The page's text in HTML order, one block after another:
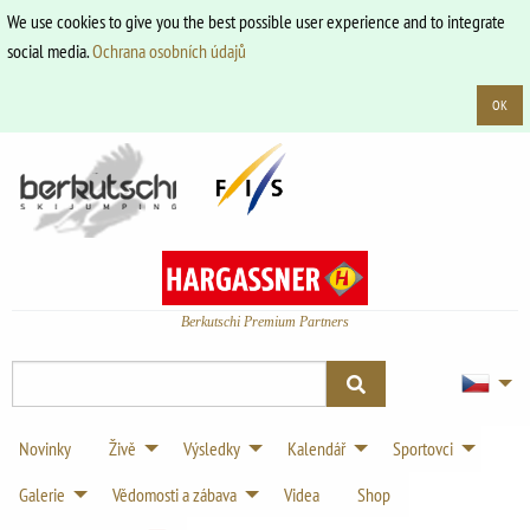
We use cookies to give you the best possible user experience and to integrate
social media.Ochrana osobních údajů
OK
Berkutschi Premium Partners
Novinky Živě Výsledky Kalendář
Sportovci
Galerie
Vědomosti a zábava Videa
Shop